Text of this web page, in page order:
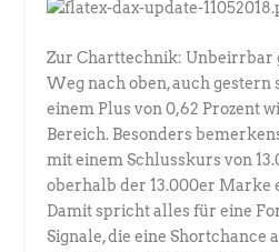
Zur Charttechnik: Unbeirrbar
Weg nach oben, auch gestern
einem Plus von 0,62 Prozent
Bereich. Besonders
mit einem Schlusskurs von
oberhalb der 13.000er Marke
Damit spricht alles für eine
Signale, die eine Shortchance